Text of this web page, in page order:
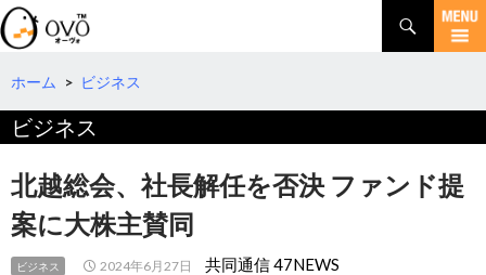
検
索
コ
テ
へ
動
ホーム > ビジネス
ビジネス
北越総会、社長解任を否決 ファンド提
案に大株主賛同
ビジネス 2024年6月27日 共同通信 47NEWS